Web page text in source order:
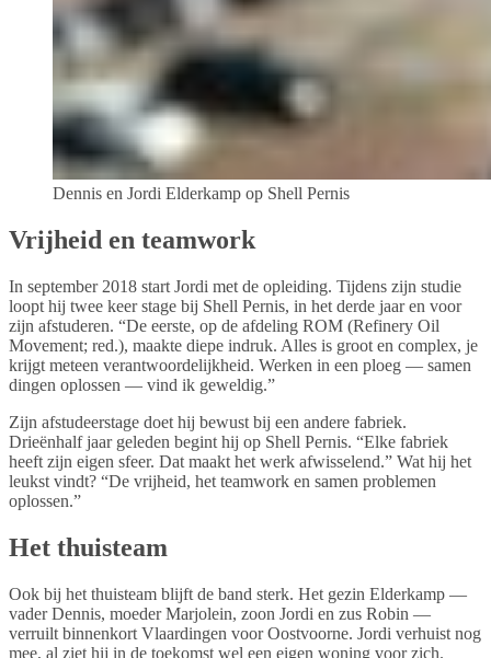
Dennis en Jordi Elderkamp op Shell Pernis
Vrijheid en teamwork
In september 2018 start Jordi met de opleiding. Tijdens zijn studie
loopt hij twee keer stage bij Shell Pernis, in het derde jaar en voor
zijn afstuderen. “De eerste, op de afdeling ROM (Refinery Oil
Movement; red.), maakte diepe indruk. Alles is groot en complex, je
krijgt meteen verantwoordelijkheid. Werken in een ploeg — samen
dingen oplossen — vind ik geweldig.”
Zijn afstudeerstage doet hij bewust bij een andere fabriek.
Drieënhalf jaar geleden begint hij op Shell Pernis. “Elke fabriek
heeft zijn eigen sfeer. Dat maakt het werk afwisselend.” Wat hij het
leukst vindt? “De vrijheid, het teamwork en samen problemen
oplossen.”
Het thuisteam
Ook bij het thuisteam blijft de band sterk. Het gezin Elderkamp —
vader Dennis, moeder Marjolein, zoon Jordi en zus Robin —
verruilt binnenkort Vlaardingen voor Oostvoorne. Jordi verhuist nog
mee, al ziet hij in de toekomst wel een eigen woning voor zich.